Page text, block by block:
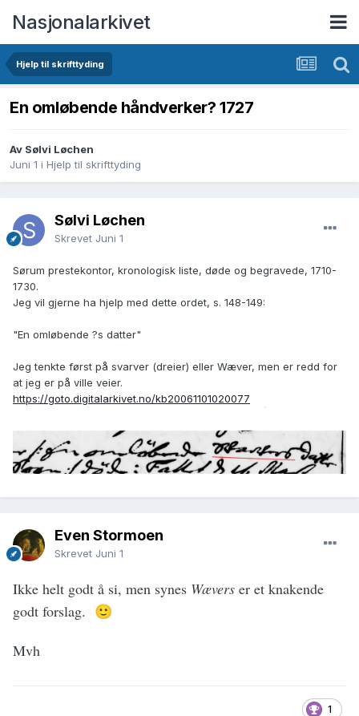
Nasjonalarkivet
Hjelp til skrifttyding
En omløbende håndverker? 1727
Av Sølvi Løchen
Juni 1 i Hjelp til skrifttyding
Sølvi Løchen
Skrevet Juni 1
Sørum prestekontor, kronologisk liste, døde og begravede, 1710-
1730.
Jeg vil gjerne ha hjelp med dette ordet, s. 148-149:
"En omløbende ?s datter"
Jeg tenkte først på svarver (dreier) eller Wæver, men er redd for
at jeg er på ville veier.
https://goto.digitalarkivet.no/kb20061101020077
Even Stormoen
Skrevet Juni 1
Ikke helt godt å si, men synes Wævers er et knakende
godt forslag.
🙂
Mvh
1